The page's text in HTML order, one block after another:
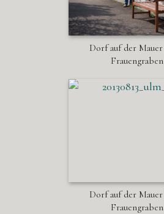
Dorf auf der
Frauengraben
Dorf auf der
Frauengraben